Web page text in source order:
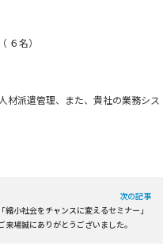
（ ６名）
材派遣管理、また、貴社の業務シス
次の記事
「縮小社会をチャンスに変えるセミナー」
来場誠にありがとうございました。